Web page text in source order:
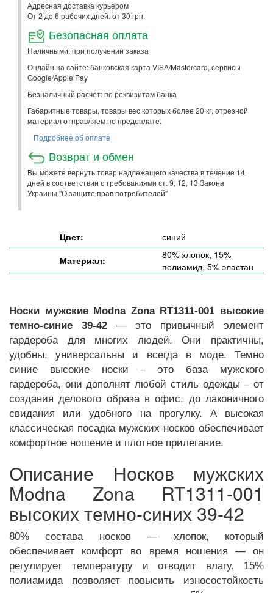
Адресная доставка курьером
От 2 до 6 рабочих дней. от 30 грн.
Безопасная оплата
Наличными: при получении заказа
Онлайн на сайте: банковская карта VISA/Mastercard, сервисы
Google/Apple Pay
Безналичный расчет: по реквизитам банка
Габаритные товары, товары вес которых более 20 кг, отрезной
материал отправляем по предоплате.
Подробнее об оплате
Возврат и обмен
Вы можете вернуть товар надлежащего качества в течение 14
дней в соответствии с требованиями ст. 9, 12, 13 Закона
Украины "О защите прав потребителей"
Цвет:
синий
Материал:
80% хлопок, 15%
полиамид, 5% эластан
Носки мужские Modna Zona RT1311-001 высокие
темно-синие 39-42— это привычный элемент
гардероба для многих людей. Они практичны,
удобны, универсальны и всегда в моде. Темно
синие высокие носки – это база мужского
гардероба, они дополнят любой стиль одежды – от
создания делового образа в офис, до лаконичного
свидания или удобного на прогулку. А высокая
классическая посадка мужских носков обеспечивает
комфортное ношение и плотное прилегание.
Описание Носков мужских
Modna Zona RT1311-001
высоких темно-синих 39-42
80% состава носков — хлопок, который
обеспечивает комфорт во время ношения — он
регулирует температуру и отводит влагу. 15%
полиамида позволяет повысить износостойкость